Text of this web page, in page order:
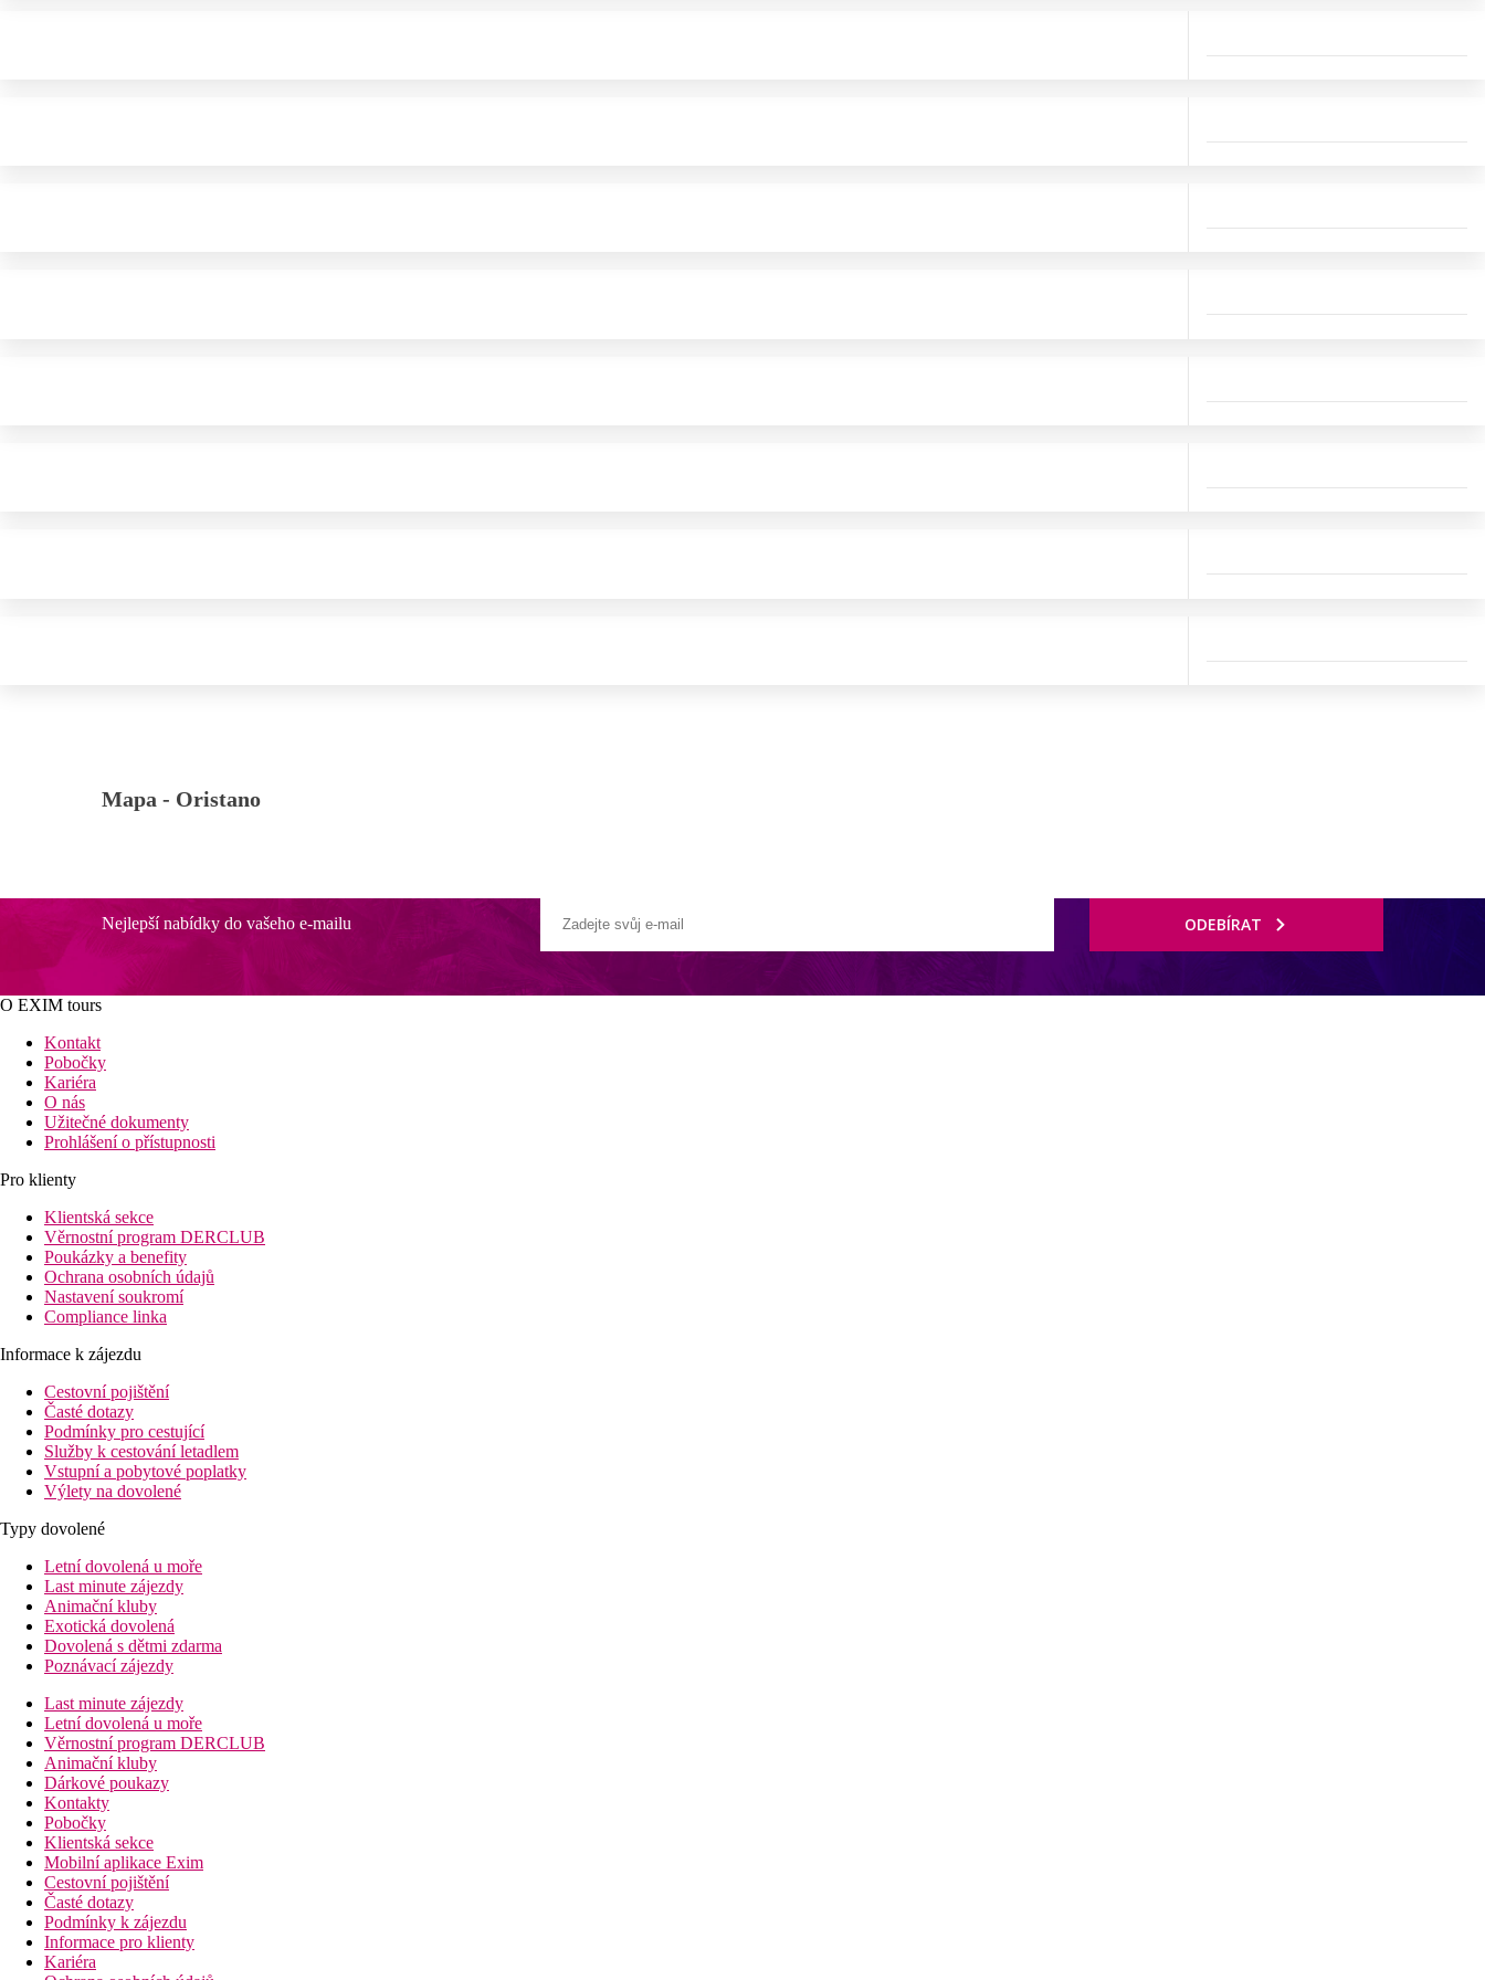
Mapa - Oristano
Nejlepší nabídky do vašeho e-mailu ODEBÍRAT
O EXIM tours
Kontakt
Pobočky
Kariéra
O nás
Užitečné dokumenty
Prohlášení o přístupnosti
Pro klienty
Klientská sekce
Věrnostní program DERCLUB
Poukázky a benefity
Ochrana osobních údajů
Nastavení soukromí
Compliance linka
Informace k zájezdu
Cestovní pojištění
Časté dotazy
Podmínky pro cestující
Služby k cestování letadlem
Vstupní a pobytové poplatky
Výlety na dovolené
Typy dovolené
Letní dovolená u moře
Last minute zájezdy
Animační kluby
Exotická dovolená
Dovolená s dětmi zdarma
Poznávací zájezdy
Last minute zájezdy
Letní dovolená u moře
Věrnostní program DERCLUB
Animační kluby
Dárkové poukazy
Kontakty
Pobočky
Klientská sekce
Mobilní aplikace Exim
Cestovní pojištění
Časté dotazy
Podmínky k zájezdu
Informace pro klienty
Kariéra